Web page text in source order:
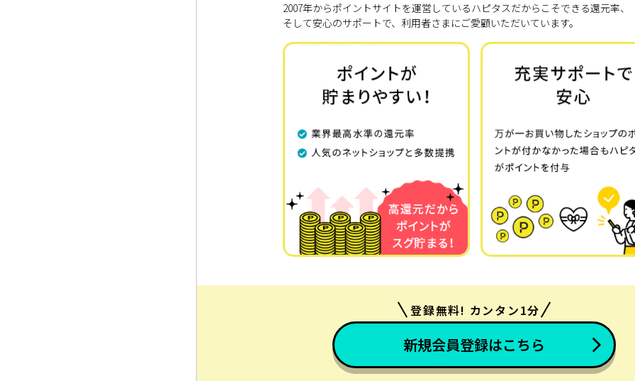
2007年からポイントサイトを運営しているハピタスだからこそできる還元率、
そして安心のサポートで、利用者さまにご愛顧いただいています。
登録無料! カンタン1分
新規会員登録はこちら